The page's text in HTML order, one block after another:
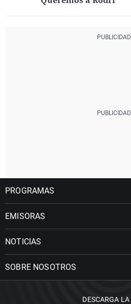
PROGRAMAS
EMISORAS
NOTICIAS
SOBRE NOSOTROS
DESCARGA